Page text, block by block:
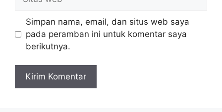
Simpan nama, email, dan situs web saya
pada peramban ini untuk komentar saya
berikutnya.